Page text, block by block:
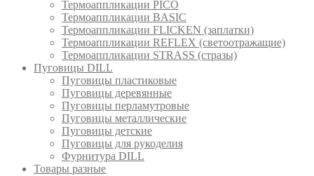
Термоаппликации PICO
Термоаппликации BASIC
Термоаппликации FLICKEN (заплатки)
Термоаппликации REFLEX (светоотражащие)
Термоаппликации STRASS (стразы)
Пуговицы DILL
Пуговицы пластиковые
Пуговицы деревянные
Пуговицы перламутровые
Пуговицы металлические
Пуговицы детские
Пуговицы для рукоделия
Фурнитура DILL
Товары разные